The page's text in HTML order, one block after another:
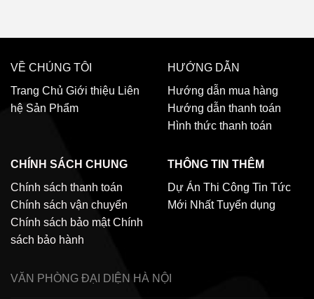
VỀ CHÚNG TÔI
Trang Chủ Giới thiệu Liên
hệ Sản Phẩm
HƯỚNG DẪN
Hướng dẫn mua hàng
Hướng dẫn thanh toán
Hình thức thanh toán
CHÍNH SÁCH CHUNG
Chính sách thanh toán
Chính sách vận chuyển
Chính sách bảo mật Chính
sách bảo hành
THÔNG TIN THÊM
Dự Án Thi Công Tin Tức
Mới Nhất Tuyển dụng
VĂN PHÒNG ĐẠI DIỆN HÀ NỘI